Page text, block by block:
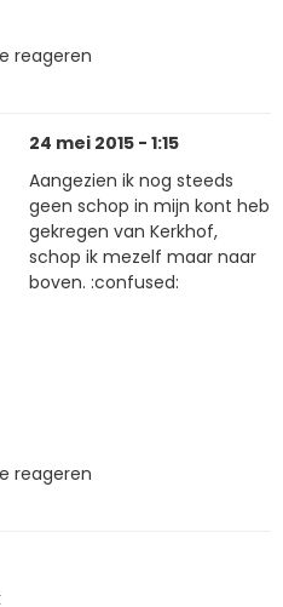
reageren
24 mei 2015 - 1:15
Aangezien ik nog steeds
geen schop in mijn kont heb
gekregen van Kerkhof,
schop ik mezelf maar naar
boven. :confused:
reageren